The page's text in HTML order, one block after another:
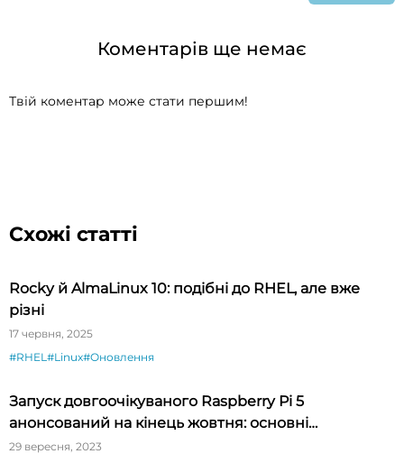
Коментарів ще немає
Твій коментар може стати першим!
Схожі статті
Rocky й AlmaLinux 10: подібні до RHEL, але вже
різні
17 червня, 2025
#RHEL #Linux#Оновлення
Запуск довгоочікуваного Raspberry Pi 5
анонсований на кінець жовтня: основні
характеристики
29 вересня, 2023